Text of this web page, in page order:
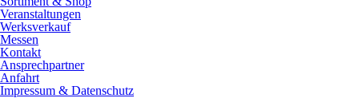
Veranstaltungen
Werksverkauf
Messen
Kontakt
Ansprechpartner
Anfahrt
Impressum & Datenschutz